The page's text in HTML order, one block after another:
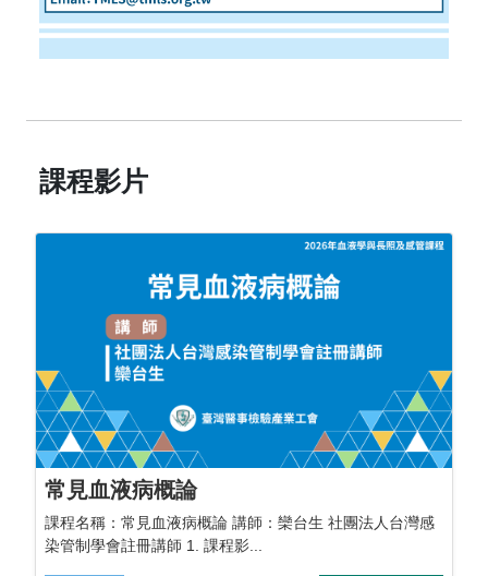
課程影片
常見血液病概論
課程名稱：常見血液病概論 講師：欒台生 社團法人台灣感
染管制學會註冊講師 1. 課程影...